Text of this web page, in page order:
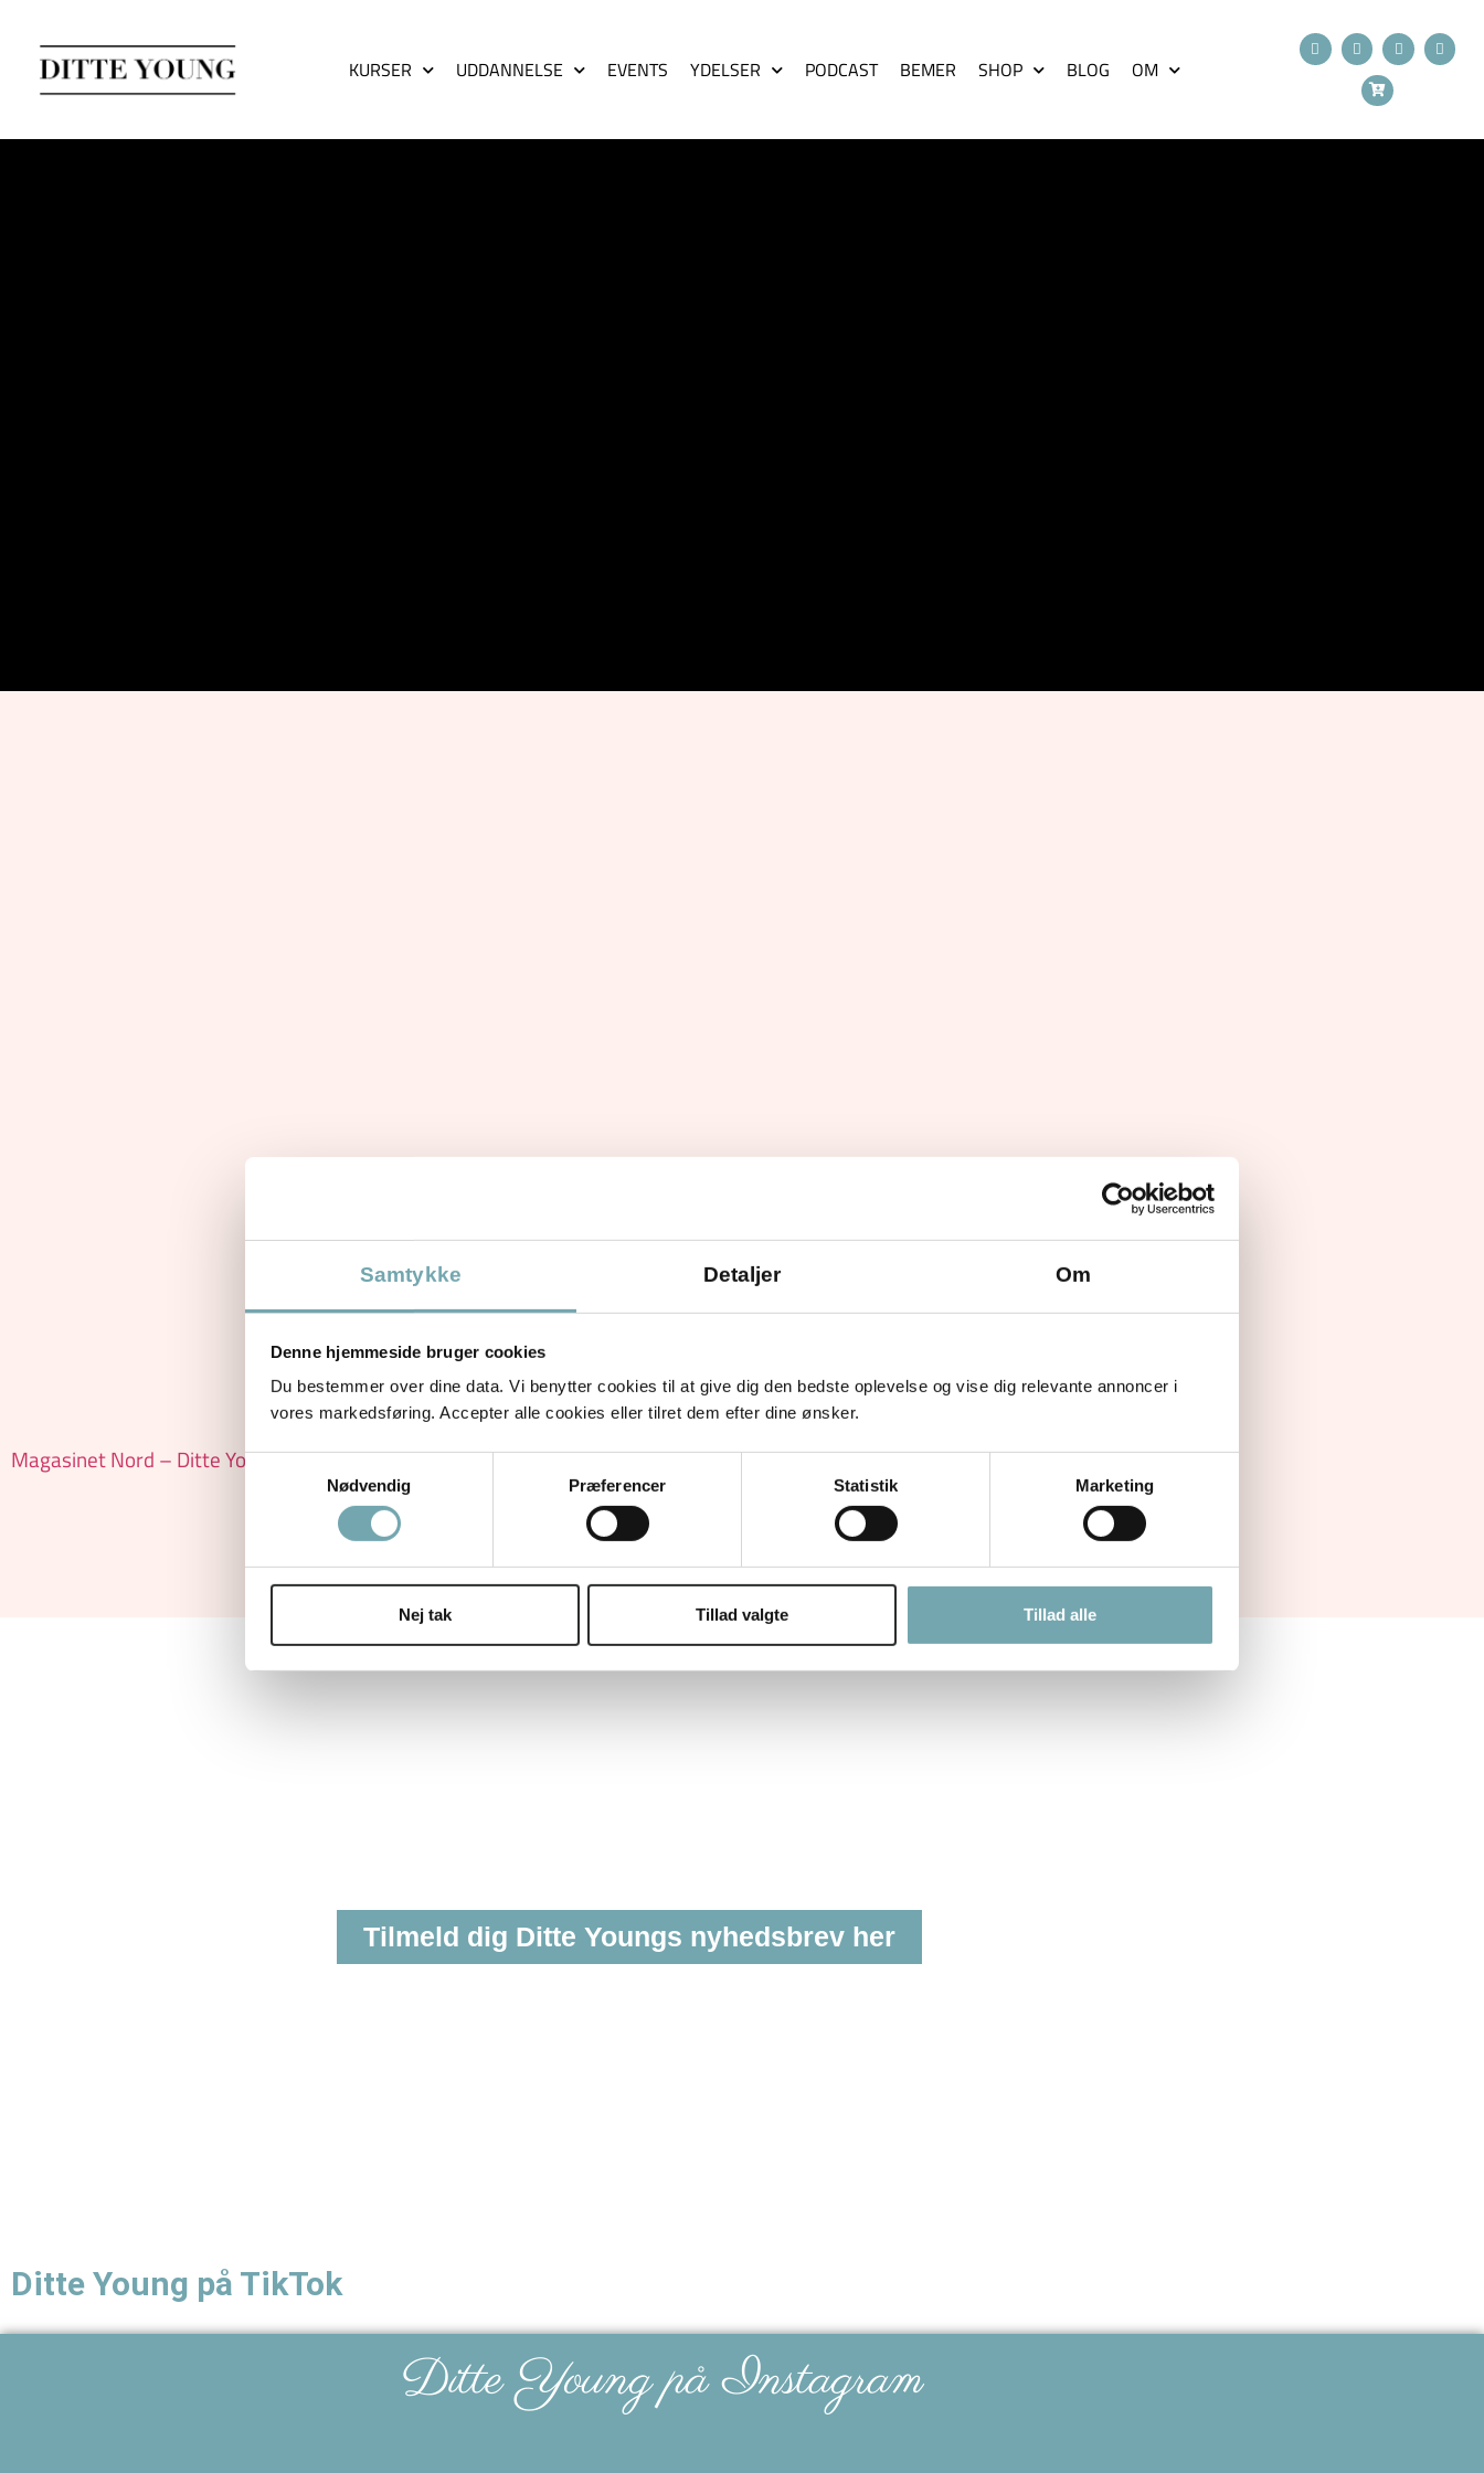
Samtykke Detaljer Om
Denne hjemmeside bruger cookies
Du bestemmer over dine data. Vi benytter cookies til at give dig den bedste oplevelse og vise dig relevante annoncer i
vores markedsføring. Accepter alle cookies eller tilret dem efter dine ønsker.
Samtykkevalg
Nødvendig
Præferencer Statistik Marketing
Nej tak Tillad valgte Tillad alle
KURSER UDDANNELSE EVENTS YDELSER PODCAST BEMER SHOP BLOG OM
Magasinet Nord – Ditte Young . Forstå din hund
Tilmeld dig Ditte Youngs nyhedsbrev her
Ditte Young på TikTok
Ditte Young på Instagram